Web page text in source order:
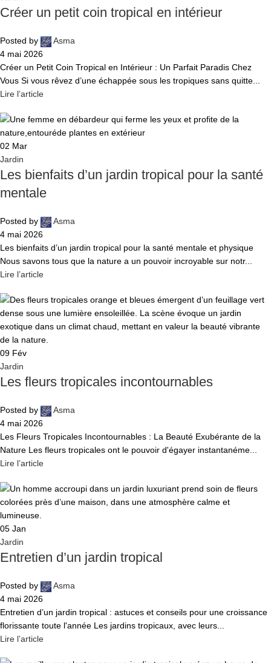
Créer un petit coin tropical en intérieur
Posted by
Asma
4 mai 2026
Créer un Petit Coin Tropical en Intérieur : Un Parfait Paradis Chez
Vous Si vous rêvez d’une échappée sous les tropiques sans quitte...
Lire l’article
02 Mar
Jardin
Les bienfaits d’un jardin tropical pour la santé
mentale
Posted by
Asma
4 mai 2026
Les bienfaits d’un jardin tropical pour la santé mentale et physique
Nous savons tous que la nature a un pouvoir incroyable sur notr...
Lire l’article
09 Fév
Jardin
Les fleurs tropicales incontournables
Posted by
Asma
4 mai 2026
Les Fleurs Tropicales Incontournables : La Beauté Exubérante de la
Nature Les fleurs tropicales ont le pouvoir d'égayer instantanéme...
Lire l’article
05 Jan
Jardin
Entretien d’un jardin tropical
Posted by
Asma
4 mai 2026
Entretien d’un jardin tropical : astuces et conseils pour une croissance
florissante toute l'année Les jardins tropicaux, avec leurs...
Lire l’article